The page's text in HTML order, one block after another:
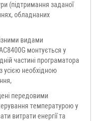
(підтримання заданої
обладнаних
видами
монтується у
частині програматора
усією необхідною
передовими
температурою у
витрати енергії та